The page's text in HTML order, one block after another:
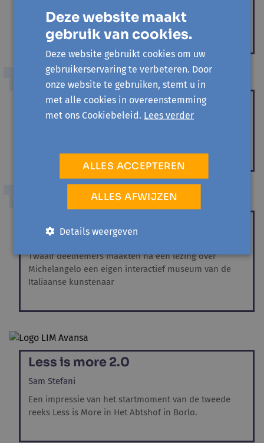
Op dinsdag 10 maart waren we met TechTafels te gast
bij UCLL. Het verslag van die avond kan je hier lezen.
DE DIALOOG
Religie in onze samenleving
Christelle Ferreira
INTERACTIEF MUSEUM
Michelangelo Buonarroti
Twaalf deelnemers maakten na een lezing over
Michelangelo een eigen interactief museum van de
Italiaanse kunstenaar
Less is more 2.0
Sam Stefani
Een impressie van het startmoment van de tweede
reeks Less is More in Het Abtshof in Borlo.
Deze website maakt
gebruik van cookies.
Deze website gebruikt cookies om uw
gebruikerservaring te verbeteren. Door
onze website te gebruiken, stemt u in
met alle cookies in overeenstemming
met ons Cookiebeleid. Lees verder
ALLES ACCEPTEREN
ALLES AFWIJZEN
Details weergeven